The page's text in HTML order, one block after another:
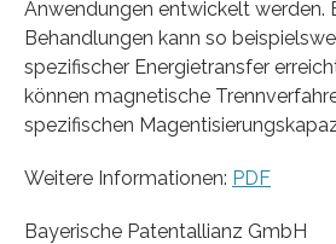
Anwendungen entwickelt werden.
Behandlungen kann so
spezifischer Energietransfer
können magnetische
spezifischen
Weitere Informationen: PDF
Bayerische Patentallianz GmbH